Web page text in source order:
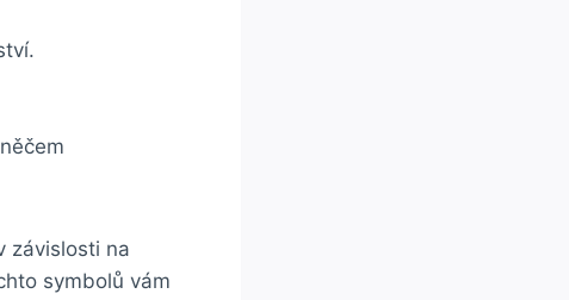
závislosti na
symbolů vám